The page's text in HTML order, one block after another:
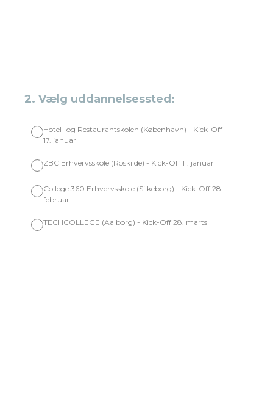
2. Vælg uddannelsessted:
Hotel- og Restaurantskolen (København) - Kick-Off
17. januar
ZBC Erhvervsskole (Roskilde) - Kick-Off 11. januar
College 360 Erhvervsskole (Silkeborg) - Kick-Off 28.
februar
TECHCOLLEGE (Aalborg) - Kick-Off 28. marts